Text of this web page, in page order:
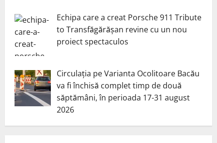
Echipa care a creat Porsche 911 Tribute
to Transfăgărășan revine cu un nou
proiect spectaculos
Circulația pe Varianta Ocolitoare Bacău
va fi închisă complet timp de două
săptămâni, în perioada 17-31 august
2026